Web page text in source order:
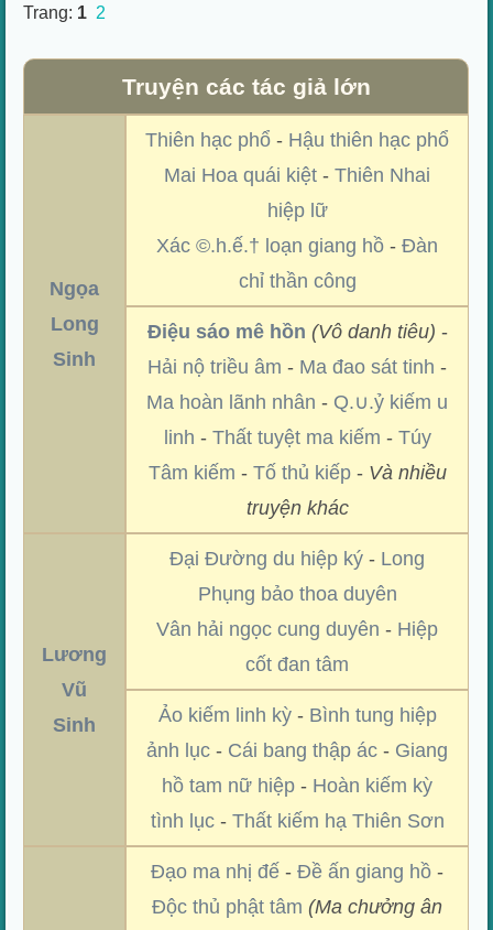
Trang: 1 2
Truyện các tác giả lớn
Ngọa
Long
Sinh
Thiên hạc phổ - Hậu thiên hạc phổ
Mai Hoa quái kiệt -Thiên Nhai
hiệp lữ
Xác ©.h.ế.† loạn giang hồ -Đàn
chỉ thần công
Điệu sáo mê hồn (Vô danh tiêu) -
Hải nộ triều âm - Ma đao sát tinh -
Ma hoàn lãnh nhân - Q.∪.ỷ kiếm u
linh - Thất tuyệt ma kiếm - Túy
Tâm kiếm - Tố thủ kiếp- Và nhiều
truyện khác
Lương
Vũ
Sinh
Đại Đường du hiệp ký - Long
Phụng bảo thoa duyên
Vân hải ngọc cung duyên - Hiệp
cốt đan tâm
Ảo kiếm linh kỳ- Bình tung hiệp
ảnh lục - Cái bang thập ác - Giang
hồ tam nữ hiệp - Hoàn kiếm kỳ
tình lục- Thất kiếm hạ Thiên Sơn
Đạo ma nhị đế -Đề ấn giang hồ -
Độc thủ phật tâm (Ma chưởng ân